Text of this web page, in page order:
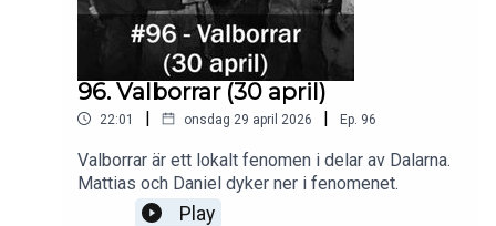
96. Valborrar (30 april)
22:01 | onsdag 29 april 2026 | Ep. 96
Valborrar är ett lokalt fenomen i delar av Dalarna.
Mattias och Daniel dyker ner i fenomenet.
Play